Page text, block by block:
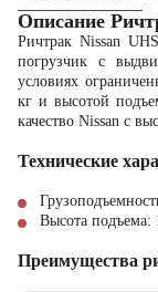
Описание
Ричтрак Nissan
погрузчик с
условиях
кг и высотой
качество Nissan с
Технические
Высота подъема:
Преимущества